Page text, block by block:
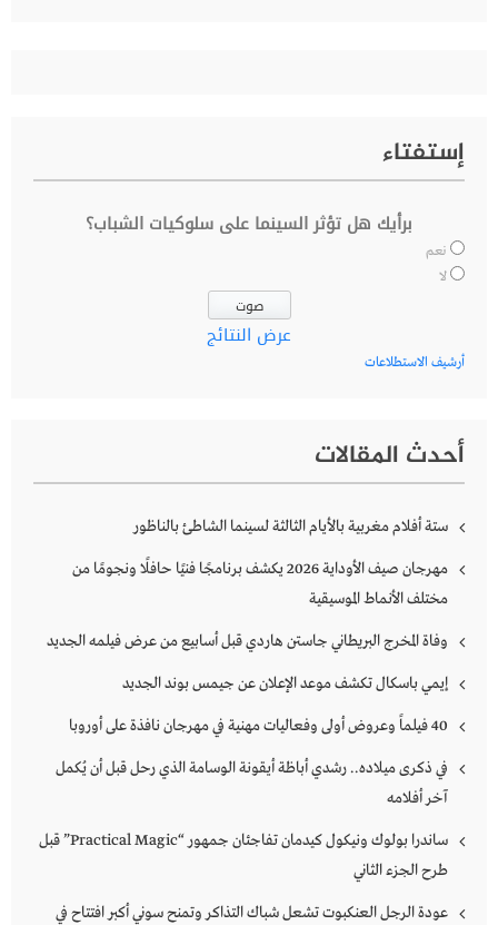
إستفتاء
برأيك هل تؤثر السينما على سلوكيات الشباب؟
نعم
لا
عرض النتائج
أرشيف الاستطلاعات
أحدث المقالات
ستة أفلام مغربية بالأيام الثالثة لسينما الشاطئ بالناظور
مهرجان صيف الأوداية 2026 يكشف برنامجًا فنيًا حافلًا ونجومًا من
مختلف الأنماط الموسيقية
وفاة المخرج البريطاني جاستن هاردي قبل أسابيع من عرض فيلمه الجديد
إيمي باسكال تكشف موعد الإعلان عن جيمس بوند الجديد
40 فيلماً وعروض أولى وفعاليات مهنية في مهرجان نافذة على أوروبا
في ذكرى ميلاده.. رشدي أباظة أيقونة الوسامة الذي رحل قبل أن يُكمل
آخر أفلامه
ساندرا بولوك ونيكول كيدمان تفاجئان جمهور “Practical Magic” قبل
طرح الجزء الثاني
عودة الرجل العنكبوت تشعل شباك التذاكر وتمنح سوني أكبر افتتاح في